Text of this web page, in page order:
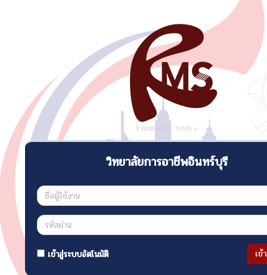
V:20260048 : 0.626 s.
วิทยาลัยการอาชีพอินทร์บุรี
เข้าสู่ระบบอัตโนมัติ เข้